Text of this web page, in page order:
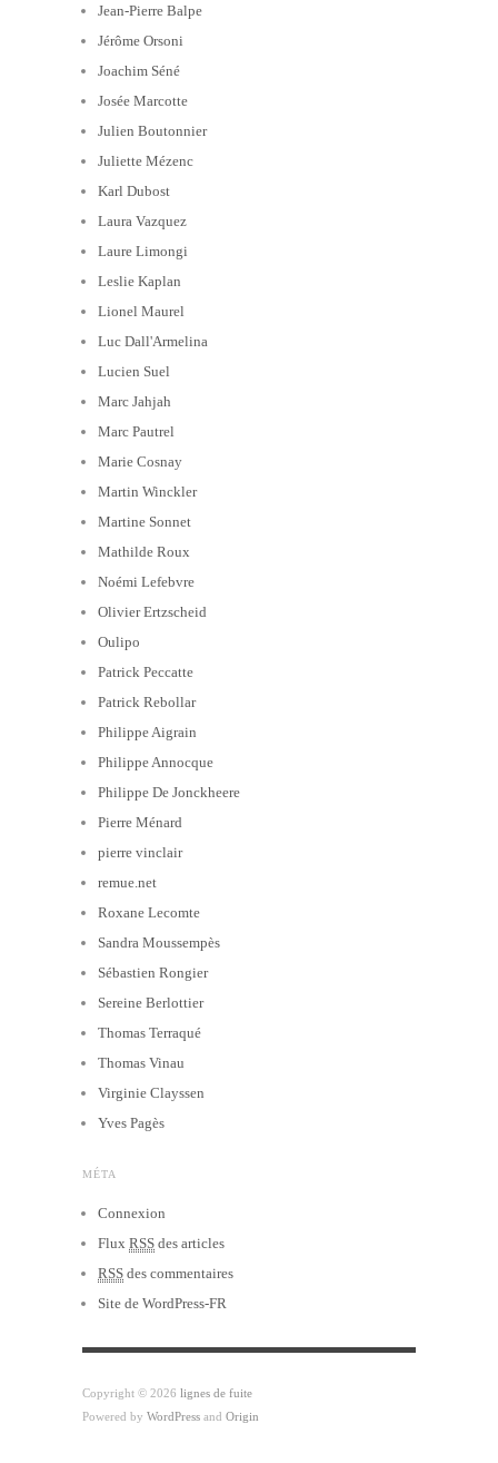
Jean-Pierre Balpe
Jérôme Orsoni
Joachim Séné
Josée Marcotte
Julien Boutonnier
Juliette Mézenc
Karl Dubost
Laura Vazquez
Laure Limongi
Leslie Kaplan
Lionel Maurel
Luc Dall'Armelina
Lucien Suel
Marc Jahjah
Marc Pautrel
Marie Cosnay
Martin Winckler
Martine Sonnet
Mathilde Roux
Noémi Lefebvre
Olivier Ertzscheid
Oulipo
Patrick Peccatte
Patrick Rebollar
Philippe Aigrain
Philippe Annocque
Philippe De Jonckheere
Pierre Ménard
pierre vinclair
remue.net
Roxane Lecomte
Sandra Moussempès
Sébastien Rongier
Sereine Berlottier
Thomas Terraqué
Thomas Vinau
Virginie Clayssen
Yves Pagès
MÉTA
Connexion
Flux RSS des articles
RSS des commentaires
Site de WordPress-FR
Copyright © 2026 lignes de fuite
Powered by WordPress and Origin